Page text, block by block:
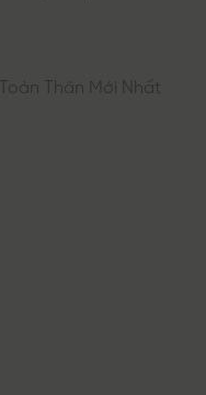
Thân Mới Nhất